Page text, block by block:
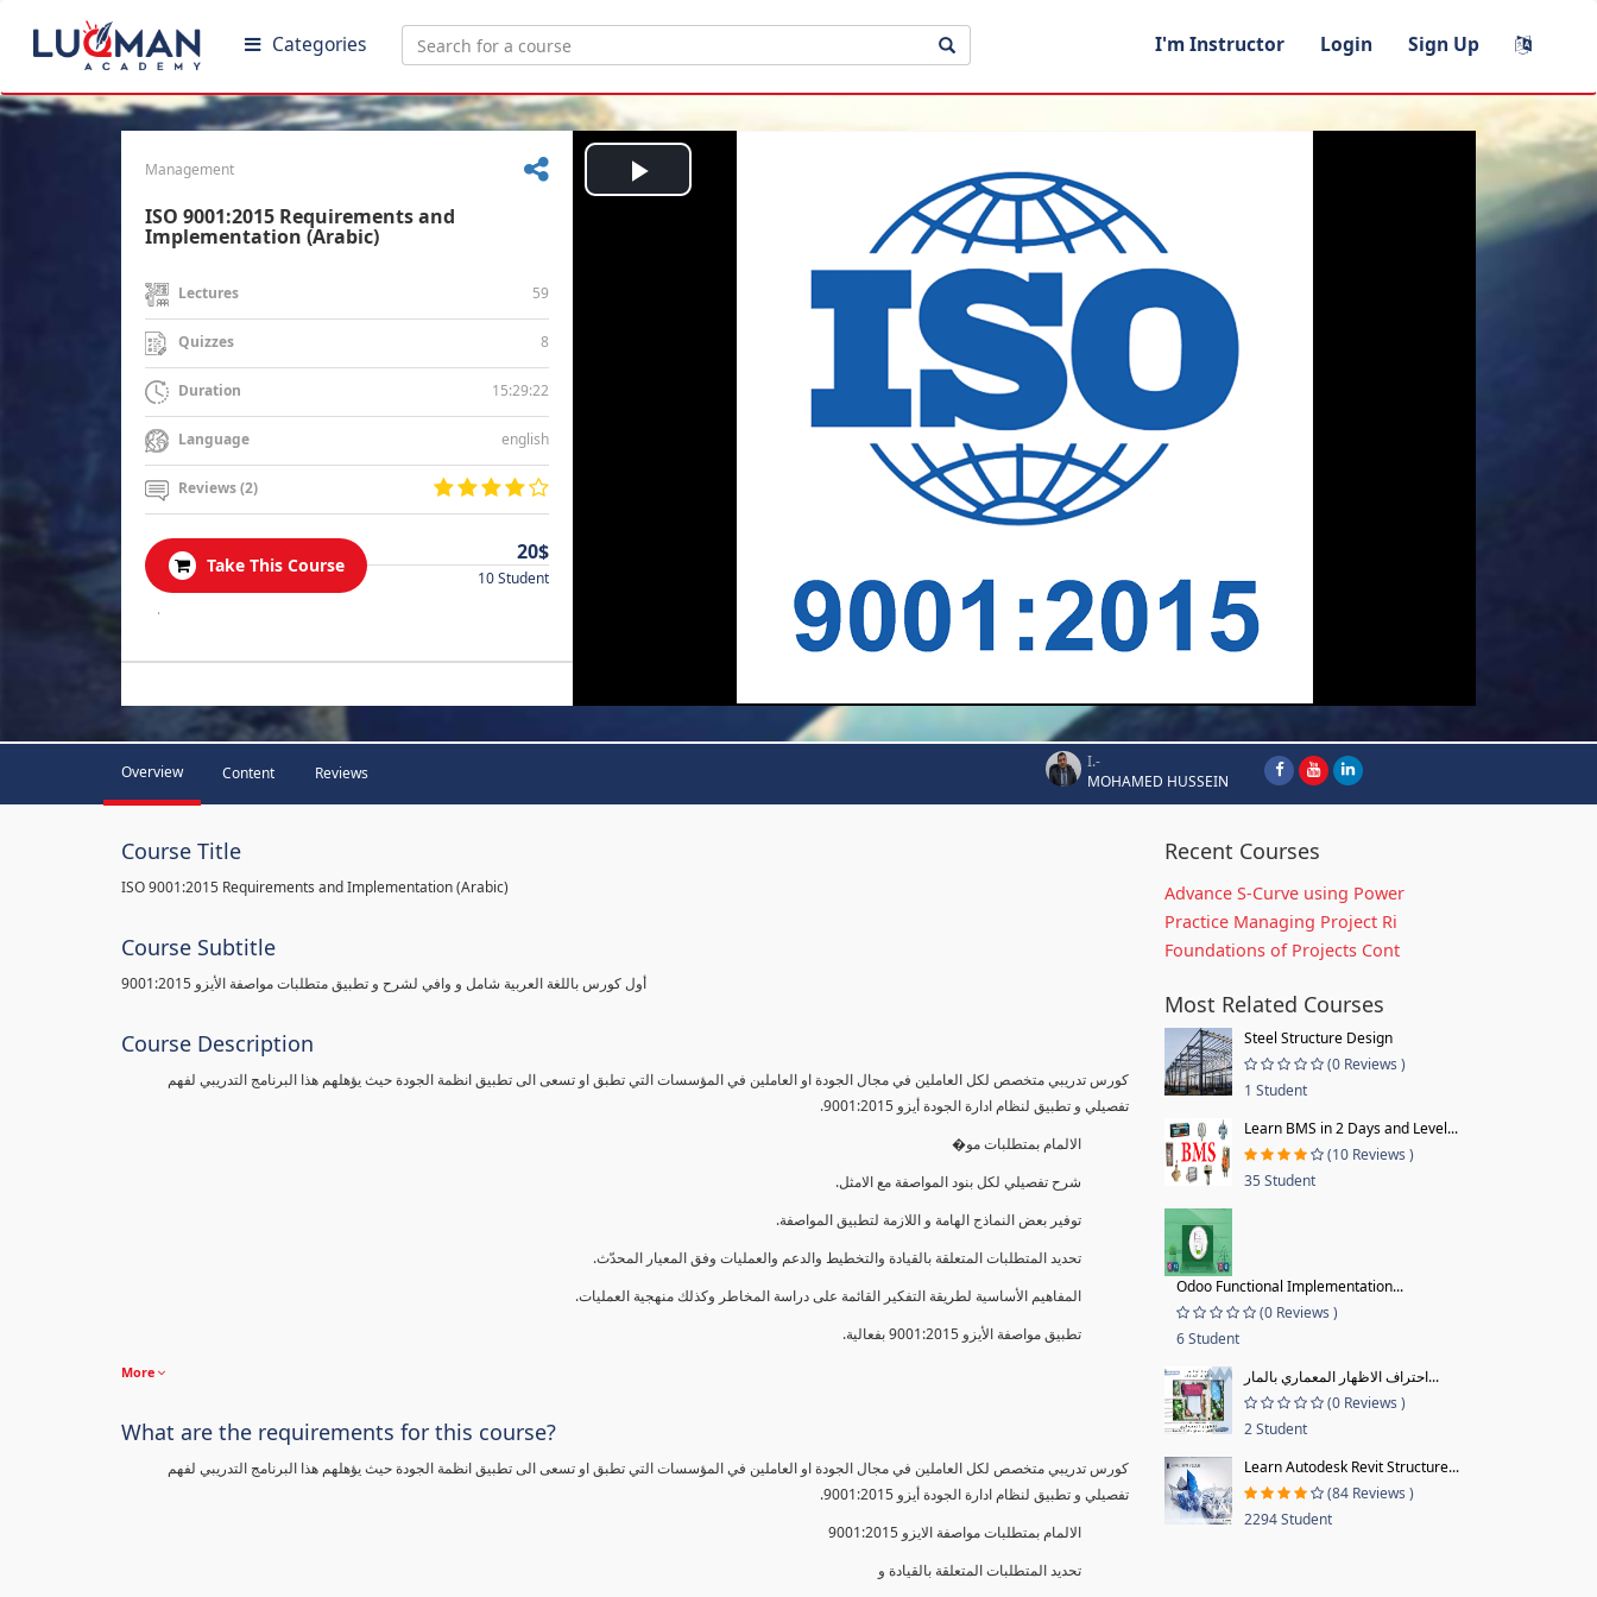
Categories I'm Instructor Login Sign Up
Management
ISO 9001:2015 Requirements and
Implementation (Arabic)
Lectures 59
Quizzes 8
Duration 15:29:22
Language english
Reviews (2)
Take This Course
20$
10 Student
.
Play
Overview Content Reviews
I.-
MOHAMED HUSSEIN
Course Title
ISO 9001:2015 Requirements and Implementation (Arabic)
Course Subtitle
أول كورس باللغة العربية شامل و وافي لشرح و تطبيق متطلبات مواصفة الأيزو 9001:2015
Course Description
كورس تدريبي متخصص لكل العاملين في مجال الجودة او العاملين في المؤسسات التي تطبق او تسعى الى تطبيق انظمة الجودة حيث يؤهلهم هذا البرنامج التدريبي لفهم
تفصيلي و تطبيق لنظام ادارة الجودة أيزو 9001:2015.
الالمام بمتطلبات مو�
شرح تفصيلي لكل بنود المواصفة مع الامثل.
توفير بعض النماذج الهامة و اللازمة لتطبيق المواصفة.
تحديد المتطلبات المتعلقة بالقيادة والتخطيط والدعم والعمليات وفق المعيار المحدّث.
المفاهيم الأساسية لطريقة التفكير القائمة على دراسة المخاطر وكذلك منهجية العمليات.
تطبيق مواصفة الأيزو 9001:2015 بفعالية.
More
What are the requirements for this course?
كورس تدريبي متخصص لكل العاملين في مجال الجودة او العاملين في المؤسسات التي تطبق او تسعى الى تطبيق انظمة الجودة حيث يؤهلهم هذا البرنامج التدريبي لفهم
تفصيلي و تطبيق لنظام ادارة الجودة أيزو 9001:2015.
الالمام بمتطلبات مواصفة الايزو 9001:2015
تحديد المتطلبات المتعلقة بالقيادة و
Recent Courses
Advance S-Curve using Power
Practice Managing Project Ri
Foundations of Projects Cont
Most Related Courses
Steel Structure Design
(0 Reviews )
1 Student
Learn BMS in 2 Days and Level...
(10 Reviews )
35 Student
Odoo Functional Implementation...
(0 Reviews )
6 Student
احتراف الاظهار المعماري بالمار...
(0 Reviews )
2 Student
Learn Autodesk Revit Structure...
(84 Reviews )
2294 Student